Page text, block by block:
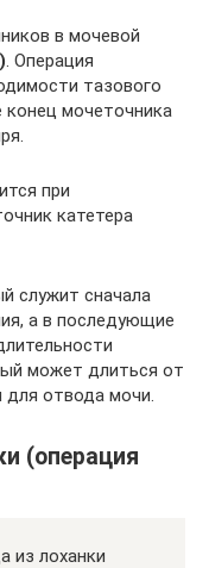
в мочевой
. Операция
тазового
конец мочеточника
при
катетера
служит сначала
а в последующие
может длиться от
для отвода мочи.
(операция
из лоханки